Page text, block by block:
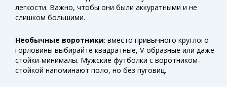
легкости. Важно, чтобы они были аккуратными и не
слишком большими.
Необычные воротники: вместо привычного круглого
горловины выбирайте квадратные, V-образные или даже
стойки-минималы. Мужские футболки с воротником-
стойкой напоминают поло, но без пуговиц.